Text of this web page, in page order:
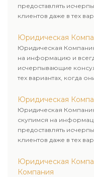
предоставлять
клиентов даже в тех
пользовались
Юридическая
Юридическая
на информацию и
исчерпывающие
тех вариантах, когда
юридическими
Юридическая
Юридическая
скупимся на
предоставлять
клиентов даже в тех
пользовались
Юридическая
Компания